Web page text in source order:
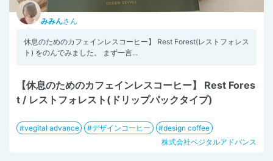
みみんさん
休息のためのカフェインレスコーヒー】 Rest Forest(レストフォレス
ト) をのんでみました。 まず一言...
【休息のためのカフェインレスコーヒー】 Rest Fores
t / レストフォレスト(ドリップパックタイプ)
vegital advance デザインコーヒー
design coffee
株式会社ベジタルアドバンス